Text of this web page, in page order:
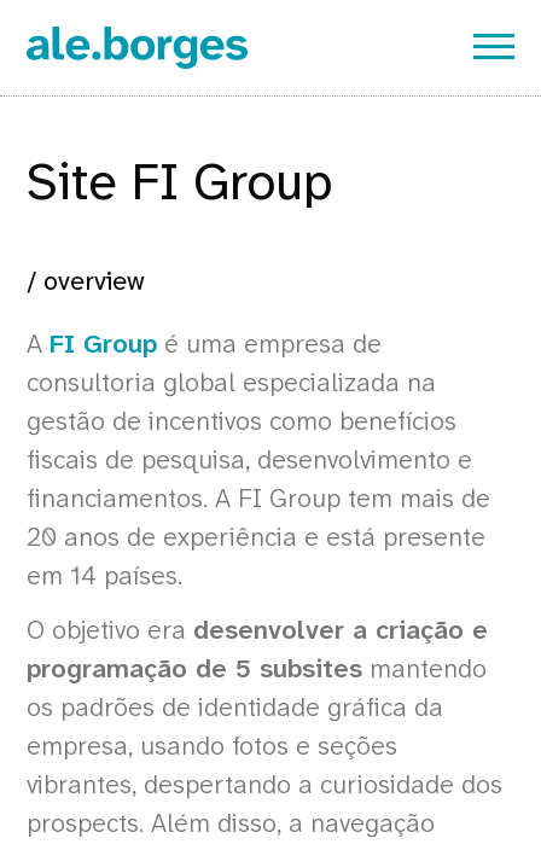
Site FI Group
/ overview
A FI Group é uma empresa de
consultoria global especializada na
gestão de incentivos como benefícios
fiscais de pesquisa, desenvolvimento e
financiamentos. A FI Group tem mais de
20 anos de experiência e está presente
em 14 países.
O objetivo era desenvolver a criação e
programação de 5 subsites mantendo
os padrões de identidade gráfica da
empresa, usando fotos e seções
vibrantes, despertando a curiosidade dos
prospects. Além disso, a navegação